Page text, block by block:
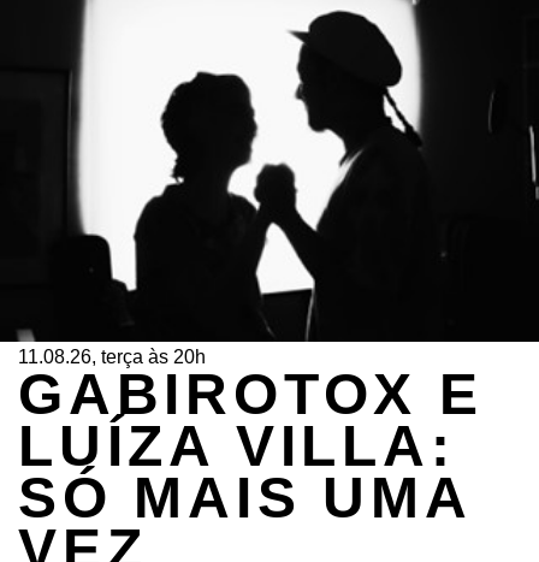
11.08.26, terça às 20h
GABIROTOX E
LUÍZA VILLA:
SÓ MAIS UMA
VEZ